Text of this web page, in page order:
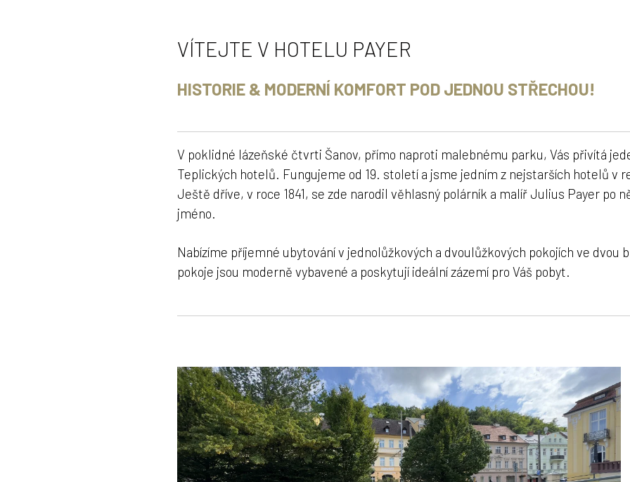
VÍTEJTE V HOTELU PAYER
HISTORIE & MODERNÍ KOMFORT POD JEDNOU STŘECHOU!
V poklidné lázeňské čtvrti Šanov, přímo naproti malebnému parku, Vás přivítá
Teplických hotelů. Fungujeme od 19. století a jsme jedním z nejstarších hotelů v
Ještě dříve, v roce 1841, se zde narodil věhlasný polárník a malíř Julius Payer po
jméno.
Nabízíme příjemné ubytování v jednolůžkových a dvoulůžkových pokojích ve dvou
pokoje jsou moderně vybavené a poskytují ideální zázemí pro Váš pobyt.